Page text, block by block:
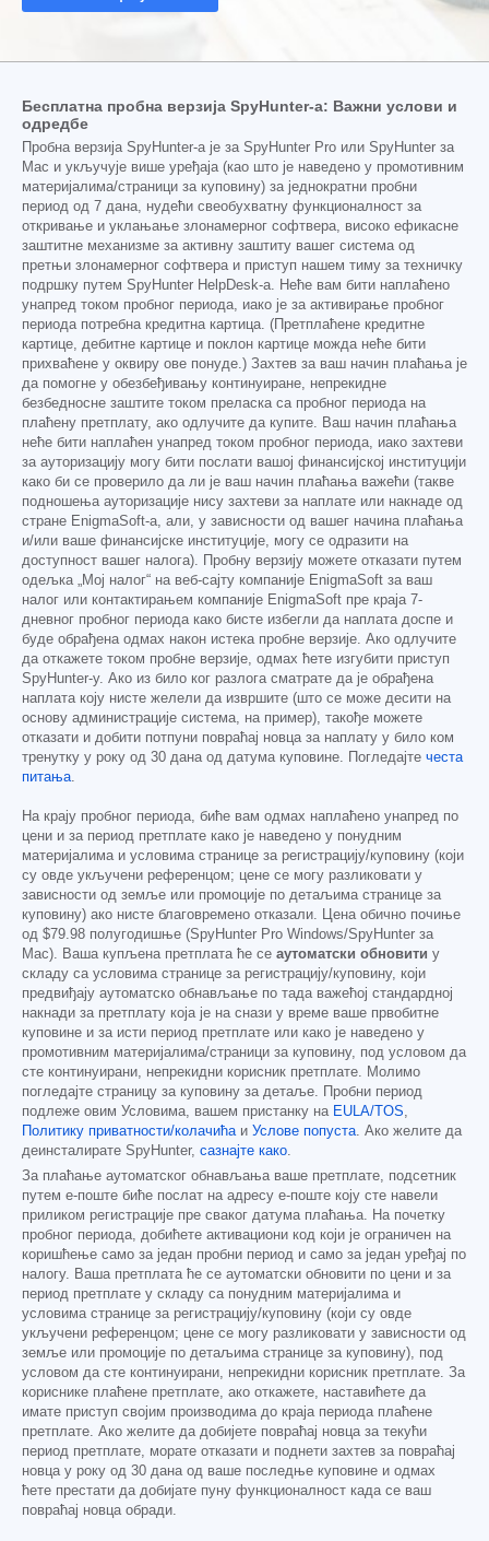
Бесплатна пробна верзија SpyHunter-а: Важни услови и
одредбе
Пробна верзија SpyHunter-а је за SpyHunter Pro или SpyHunter за
Mac и укључује више уређаја (као што је наведено у промотивним
материјалима/страници за куповину) за једнократни пробни
период од 7 дана, нудећи свеобухватну функционалност за
откривање и уклањање злонамерног софтвера, високо ефикасне
заштитне механизме за активну заштиту вашег система од
претњи злонамерног софтвера и приступ нашем тиму за техничку
подршку путем SpyHunter HelpDesk-а. Неће вам бити наплаћено
унапред током пробног периода, иако је за активирање пробног
периода потребна кредитна картица. (Претплаћене кредитне
картице, дебитне картице и поклон картице можда неће бити
прихваћене у оквиру ове понуде.) Захтев за ваш начин плаћања је
да помогне у обезбеђивању континуиране, непрекидне
безбедносне заштите током преласка са пробног периода на
плаћену претплату, ако одлучите да купите. Ваш начин плаћања
неће бити наплаћен унапред током пробног периода, иако захтеви
за ауторизацију могу бити послати вашој финансијској институцији
како би се проверило да ли је ваш начин плаћања важећи (такве
подношења ауторизације нису захтеви за наплате или накнаде од
стране EnigmaSoft-а, али, у зависности од вашег начина плаћања
и/или ваше финансијске институције, могу се одразити на
доступност вашег налога). Пробну верзију можете отказати путем
одељка „Мој налог“ на веб-сајту компаније EnigmaSoft за ваш
налог или контактирањем компаније EnigmaSoft пре краја 7-
дневног пробног периода како бисте избегли да наплата доспе и
буде обрађена одмах након истека пробне верзије. Ако одлучите
да откажете током пробне верзије, одмах ћете изгубити приступ
SpyHunter-у. Ако из било ког разлога сматрате да је обрађена
наплата коју нисте желели да извршите (што се може десити на
основу администрације система, на пример), такође можете
отказати и добити потпуни повраћај новца за наплату у било ком
тренутку у року од 30 дана од датума куповине. Погледајте честа
питања.
На крају пробног периода, биће вам одмах наплаћено унапред по
цени и за период претплате како је наведено у понудним
материјалима и условима странице за регистрацију/куповину (који
су овде укључени референцом; цене се могу разликовати у
зависности од земље или промоције по детаљима странице за
куповину) ако нисте благовремено отказали. Цена обично почиње
од $79.98 полугодишње (SpyHunter Pro Windows/SpyHunter за
Mac). Ваша купљена претплата ће се аутоматски обновити у
складу са условима странице за регистрацију/куповину, који
предвиђају аутоматско обнављање по тада важећој стандардној
накнади за претплату која је на снази у време ваше првобитне
куповине и за исти период претплате или како је наведено у
промотивним материјалима/страници за куповину, под условом да
сте континуирани, непрекидни корисник претплате. Молимо
погледајте страницу за куповину за детаље. Пробни период
подлеже овим Условима, вашем пристанку на EULA/TOS,
Политику приватности/колачићаи Услове попуста. Ако желите да
деинсталирате SpyHunter, сазнајте како.
За плаћање аутоматског обнављања ваше претплате, подсетник
путем е-поште биће послат на адресу е-поште коју сте навели
приликом регистрације пре сваког датума плаћања. На почетку
пробног периода, добићете активациони код који је ограничен на
коришћење само за један пробни период и само за један уређај по
налогу. Ваша претплата ће се аутоматски обновити по цени и за
период претплате у складу са понудним материјалима и
условима странице за регистрацију/куповину (који су овде
укључени референцом; цене се могу разликовати у зависности од
земље или промоције по детаљима странице за куповину), под
условом да сте континуирани, непрекидни корисник претплате. За
кориснике плаћене претплате, ако откажете, наставићете да
имате приступ својим производима до краја периода плаћене
претплате. Ако желите да добијете повраћај новца за текући
период претплате, морате отказати и поднети захтев за повраћај
новца у року од 30 дана од ваше последње куповине и одмах
ћете престати да добијате пуну функционалност када се ваш
повраћај новца обради.